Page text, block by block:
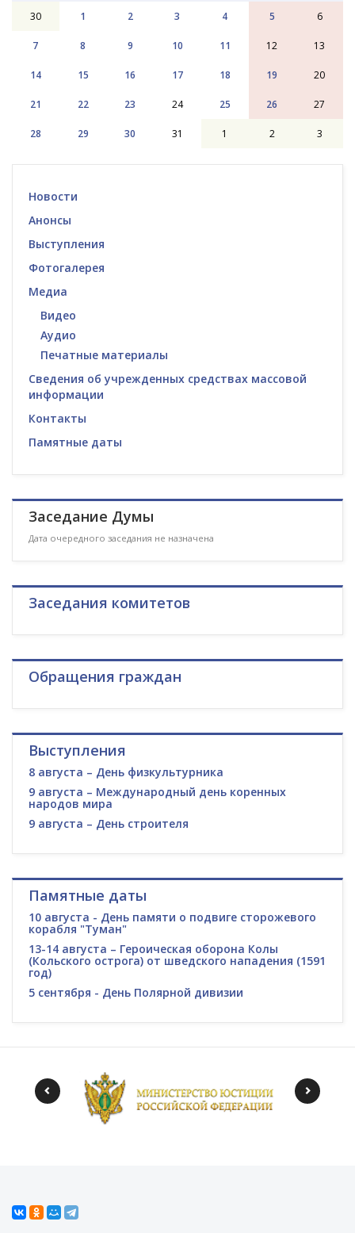
30 1 2 3 4 5 6
7 8 9 10 11 12 13
14 15 16 17 18 19 20
21 22 23 24 25 26 27
28 29 30 31 1 2 3
Новости
Анонсы
Выступления
Фотогалерея
Медиа
Видео
Аудио
Печатные материалы
Сведения об учрежденных средствах массовой
информации
Контакты
Памятные даты
Заседание Думы
Дата очередного заседания не назначена
Заседания комитетов
Обращения граждан
Выступления
8 августа – День физкультурника
9 августа – Международный день коренных
народов мира
9 августа – День строителя
Памятные даты
10 августа - День памяти о подвиге сторожевого
корабля "Туман"
13-14 августа – Героическая оборона Колы
(Кольского острога) от шведского нападения (1591
год)
5 сентября - День Полярной дивизии